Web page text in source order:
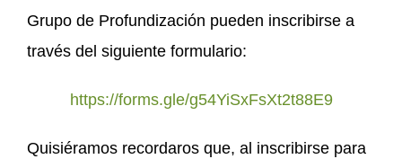
Grupo de Profundización pueden inscribirse a
través del siguiente formulario:
https://forms.gle/g54YiSxFsXt2t88E9
Quisiéramos recordaros que, al inscribirse para